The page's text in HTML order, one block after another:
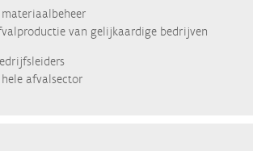
van gelijkaardige bedrijven
afvalsector